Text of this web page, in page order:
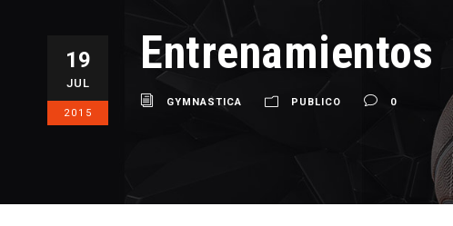
19
JUL
2015
Entrenamientos
GYMNASTICA PUBLICO 0